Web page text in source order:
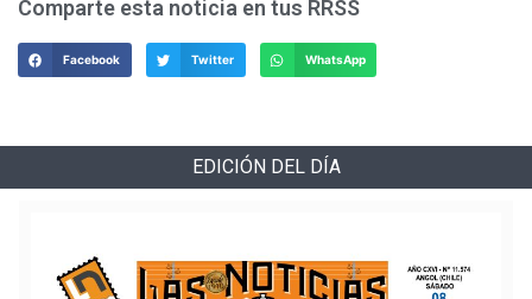
Comparte esta noticia en tus RRSS
Facebook Twitter WhatsApp
EDICIÓN DEL DÍA